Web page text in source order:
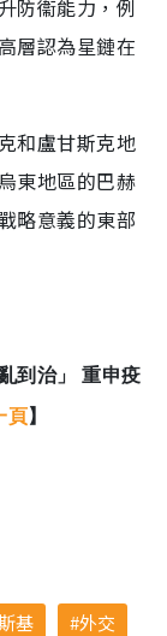
防衞能力，例
層認為星鏈在
和盧甘斯克地
東地區的巴赫
略意義的東部
到治」 重申疫
頁】
基
外交